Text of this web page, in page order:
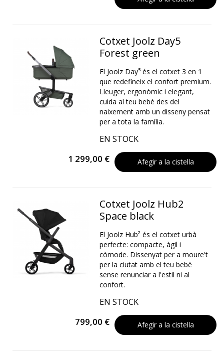
Cotxet Joolz Day5
Forest green
El Joolz Day⁵ és el cotxet 3 en 1
que redefineix el confort premium.
Lleuger, ergonòmic i elegant,
cuida al teu bebè des del
naixement amb un disseny pensat
per a tota la família.
EN STOCK
1 299,00 € Afegir a la cistella
Cotxet Joolz Hub2
Space black
El Joolz Hub² és el cotxet urbà
perfecte: compacte, àgil i
còmode. Dissenyat per a moure't
per la ciutat amb el teu bebè
sense renunciar a l'estil ni al
confort.
EN STOCK
799,00 € Afegir a la cistella